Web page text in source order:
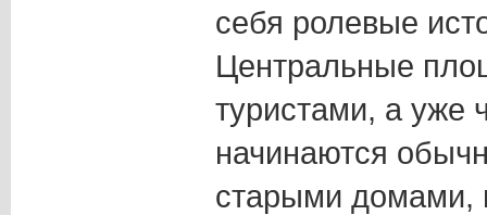
себя ролевые
Центральные
туристами, а уже
начинаются
старыми домами,